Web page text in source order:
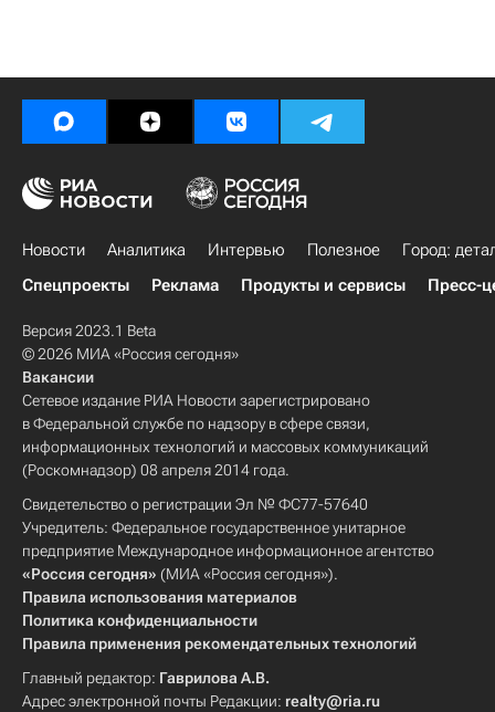
Новости Аналитика Интервью Полезное
Город:
Спецпроекты
Реклама Продукты и сервисы Пресс-
Версия 2023.1 Beta
© 2026 МИА «Россия сегодня»
Вакансии
Сетевое издание РИА Новости зарегистрировано
в Федеральной службе по надзору в сфере связи,
информационных технологий и массовых коммуникаций
(Роскомнадзор) 08 апреля 2014 года.
Свидетельство о регистрации Эл № ФС77-57640
Учредитель: Федеральное государственное унитарное
предприятие Международное информационное агентство
«Россия сегодня» (МИА «Россия сегодня»).
Правила использования материалов
Политика конфиденциальности
Правила применения рекомендательных технологий
Главный редактор: Гаврилова А.В.
Адрес электронной почты Редакции: realty@ria.ru